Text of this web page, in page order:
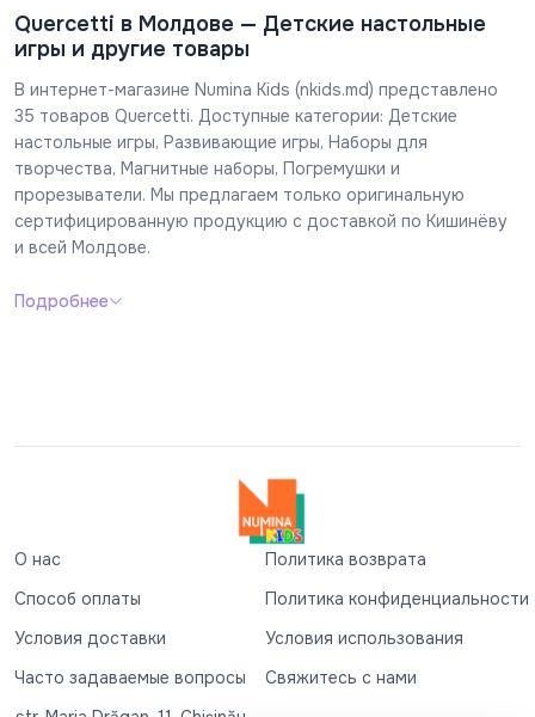
Quercetti в Молдове — Детские настольные
игры и другие товары
В интернет-магазине Numina Kids (nkids.md) представлено
35 товаров Quercetti. Доступные категории: Детские
настольные игры, Развивающие игры, Наборы для
творчества, Магнитные наборы, Погремушки и
прорезыватели. Мы предлагаем только оригинальную
сертифицированную продукцию с доставкой по Кишинёву
и всей Молдове.
Подробнее
О нас
Политика возврата
Способ оплаты
Политика конфиденциальности
Условия доставки
Условия использования
Часто задаваемые вопросы
Свяжитесь с нами